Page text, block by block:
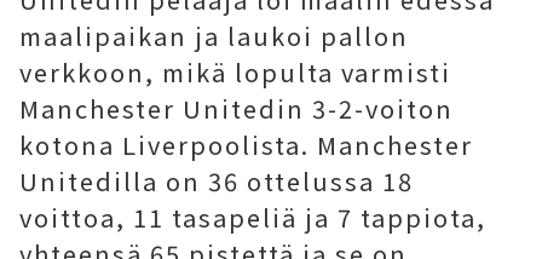
maalipaikan ja laukoi pallon
verkkoon, mikä lopulta varmisti
Manchester Unitedin 3-2-voiton
kotona Liverpoolista. Manchester
Unitedilla on 36 ottelussa 18
voittoa, 11 tasapeliä ja 7 tappiota,